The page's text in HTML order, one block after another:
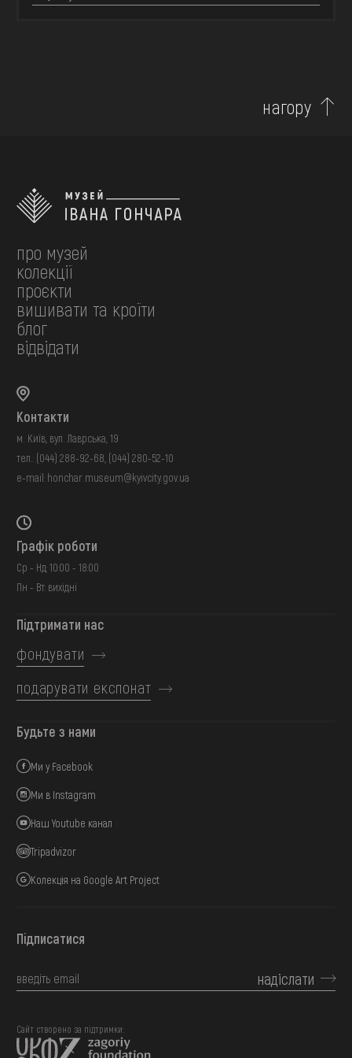
нагору
про музей
колекції
проєкти
вишивати та кроїти
блог
відвідати
Контакти
м. Київ, вул. Лаврська, 19
тел.: (044) 288-92-68 (044) 280-52-10
e-mail: honchar.museum@kyivcity.gov.ua
Графік роботи
Ср - Нд: 10:00 - 18:00
Пн - Вт: вихідні
Підтримати нас
фондувати
подарувати експонат
Будьте з нами
Ми у Facebook
Ми в Instagram
Наш Youtube канал
Tripadvizor
Колекція на Google Art Project
Підписатися
надіслати
Сайт створено за підтримки: